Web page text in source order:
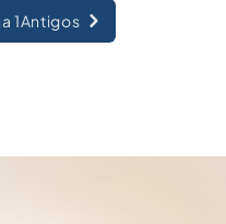
1Antigos